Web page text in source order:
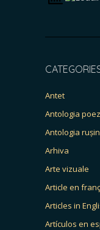
Antet
Antologia
Antologia
Arhiva
Arte vizuale
Article en
Articles in
Artículos en